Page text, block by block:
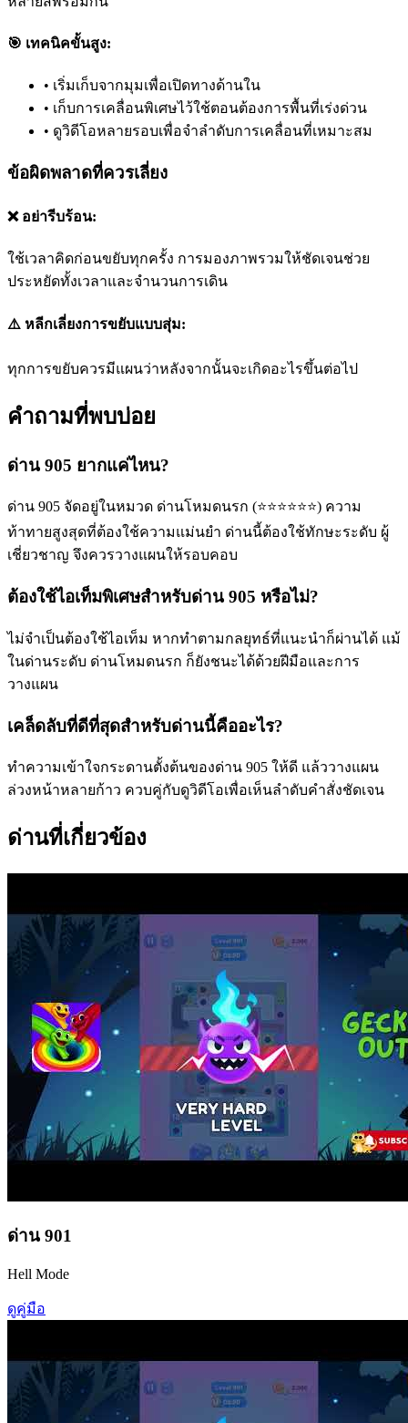
🎯 เทคนิคขั้นสูง:
• เริ่มเก็บจากมุมเพื่อเปิดทางด้านใน
• เก็บการเคลื่อนพิเศษไว้ใช้ตอนต้องการพื้นที่เร่งด่วน
• ดูวิดีโอหลายรอบเพื่อจำลำดับการเคลื่อนที่เหมาะสม
ข้อผิดพลาดที่ควรเลี่ยง
❌ อย่ารีบร้อน:
ใช้เวลาคิดก่อนขยับทุกครั้ง การมองภาพรวมให้ชัดเจนช่วย
ประหยัดทั้งเวลาและจำนวนการเดิน
⚠️ หลีกเลี่ยงการขยับแบบสุ่ม:
ทุกการขยับควรมีแผนว่าหลังจากนั้นจะเกิดอะไรขึ้นต่อไป
คำถามที่พบบ่อย
ด่าน 905 ยากแค่ไหน?
ด่าน 905 จัดอยู่ในหมวด ด่านโหมดนรก (⭐⭐⭐⭐⭐⭐) ความ
ท้าทายสูงสุดที่ต้องใช้ความแม่นยำ ด่านนี้ต้องใช้ทักษะระดับ ผู้
เชี่ยวชาญ จึงควรวางแผนให้รอบคอบ
ต้องใช้ไอเท็มพิเศษสำหรับด่าน 905 หรือไม่?
ไม่จำเป็นต้องใช้ไอเท็ม หากทำตามกลยุทธ์ที่แนะนำก็ผ่านได้ แม้
ในด่านระดับ ด่านโหมดนรก ก็ยังชนะได้ด้วยฝีมือและการ
วางแผน
เคล็ดลับที่ดีที่สุดสำหรับด่านนี้คืออะไร?
ทำความเข้าใจกระดานตั้งต้นของด่าน 905 ให้ดี แล้ววางแผน
ล่วงหน้าหลายก้าว ควบคู่กับดูวิดีโอเพื่อเห็นลำดับคำสั่งชัดเจน
ด่านที่เกี่ยวข้อง
ด่าน 901
Hell Mode
ดูคู่มือ